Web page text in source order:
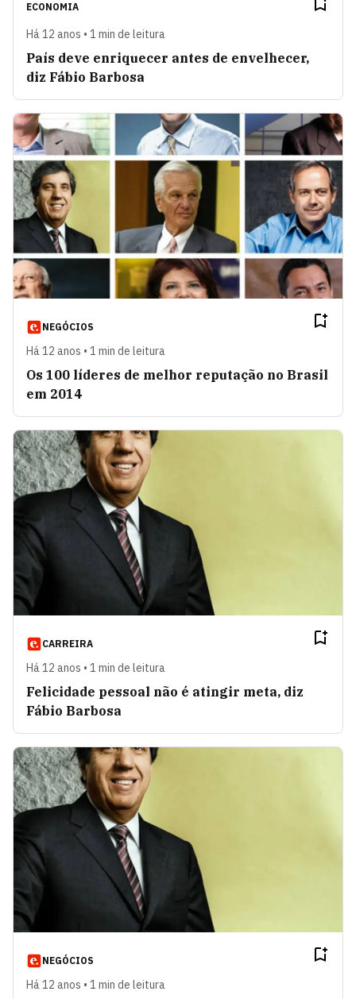
ECONOMIA
Há 12 anos • 1 min de leitura
País deve enriquecer antes de envelhecer,
diz Fábio Barbosa
NEGÓCIOS
Há 12 anos • 1 min de leitura
Os 100 líderes de melhor reputação no Brasil
em 2014
CARREIRA
Há 12 anos • 1 min de leitura
Felicidade pessoal não é atingir meta, diz
Fábio Barbosa
NEGÓCIOS
Há 12 anos • 1 min de leitura